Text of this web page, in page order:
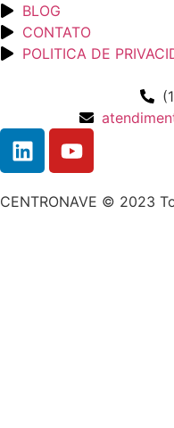
BLOG
CONTATO
POLITICA DE
CENTRONAVE © 2023